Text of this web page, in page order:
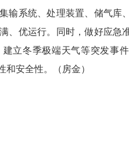
输系统、处理装置、储气库
、优运行。同时，做好应急
立冬季极端天气等突发事
安全性。（房金）